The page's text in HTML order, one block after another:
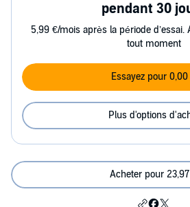
pendant 30
5,99 €/mois après la période d’essai.
tout moment
Essayez pour
Plus d'options
Acheter pour